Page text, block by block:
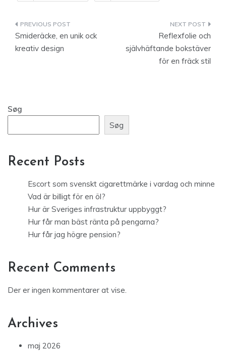
Indlægsnavigation
Smideräcke, en unik ock
kreativ design
Reflexfolie och
självhäftande bokstäver
för en fräck stil
Søg
Søg
Recent Posts
Escort som svenskt cigarettmärke i vardag och minne
Vad är billigt för en öl?
Hur är Sveriges infrastruktur uppbyggt?
Hur får man bäst ränta på pengarna?
Hur får jag högre pension?
Recent Comments
Der er ingen kommentarer at vise.
Archives
maj 2026